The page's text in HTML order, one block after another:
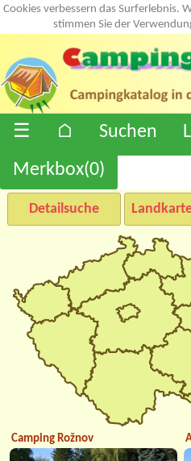
Cookies verbessern das Surferlebnis.
stimmen Sie der
☰ ⌂ Suchen
Merkbox(0)
Detailsuche
Camping Rožnov